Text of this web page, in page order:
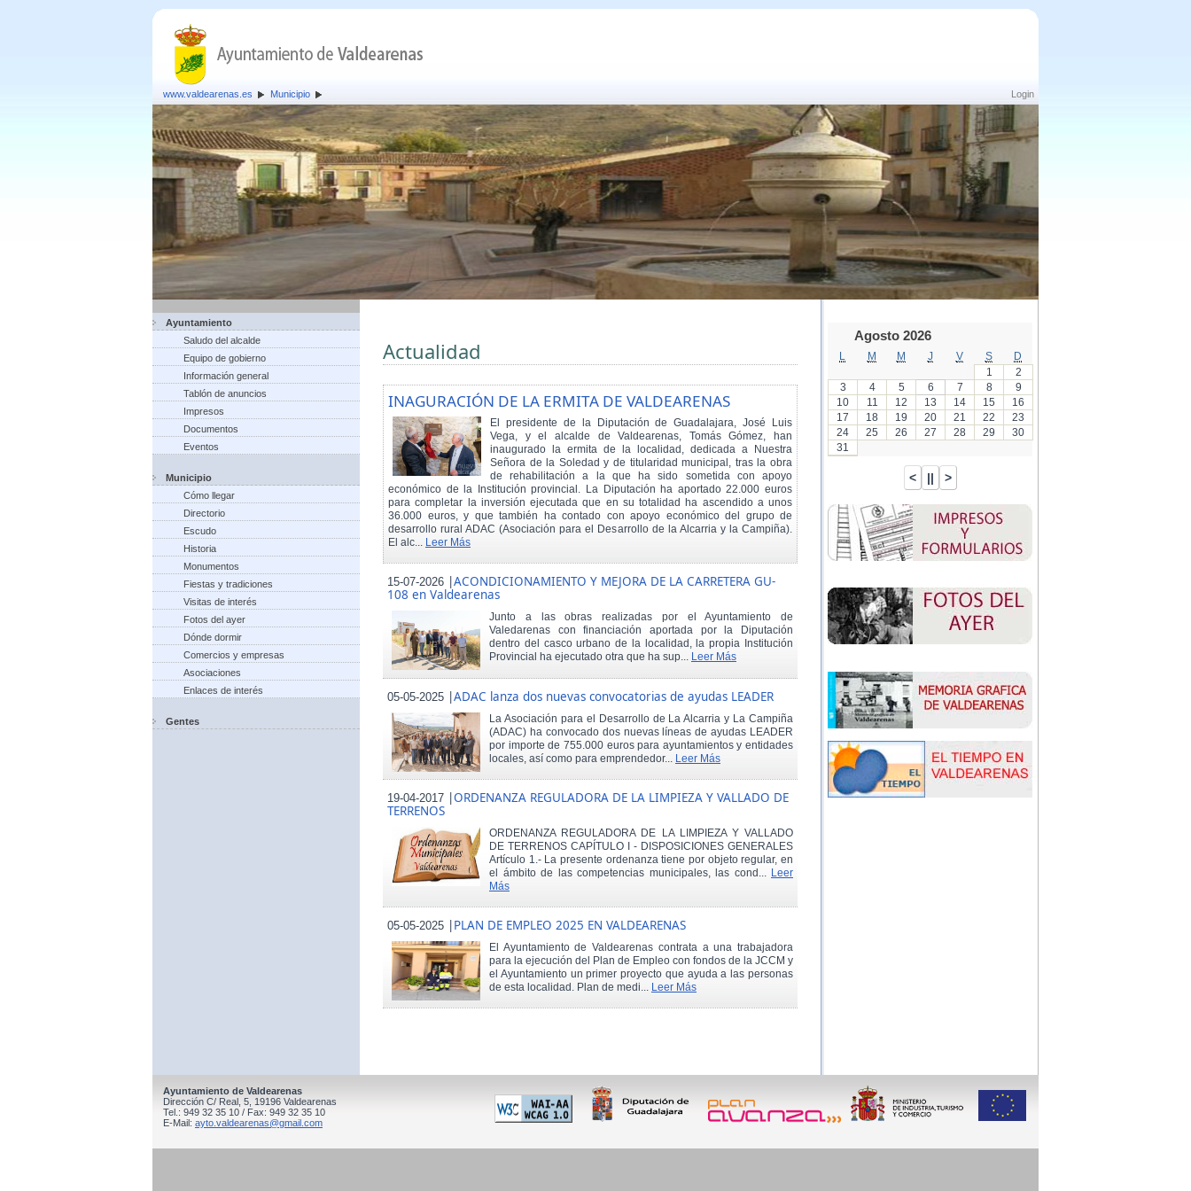
Login
www.valdearenas.es Municipio
Ayuntamiento
Saludo del alcalde
Equipo de gobierno
Información general
Tablón de anuncios
Impresos
Documentos
Eventos
Municipio
Cómo llegar
Directorio
Escudo
Historia
Monumentos
Fiestas y tradiciones
Visitas de interés
Fotos del ayer
Dónde dormir
Comercios y empresas
Asociaciones
Enlaces de interés
Gentes
Actualidad
INAGURACIÓN DE LA ERMITA DE VALDEARENAS
El presidente de la Diputación de Guadalajara, José Luis
Vega, y el alcalde de Valdearenas, Tomás Gómez, han
inaugurado la ermita de la localidad, dedicada a Nuestra
Señora de la Soledad y de titularidad municipal, tras la obra
de rehabilitación a la que ha sido sometida con apoyo
económico de la Institución provincial. La Diputación ha aportado 22.000 euros
para completar la inversión ejecutada que en su totalidad ha ascendido a unos
36.000 euros, y que también ha contado con apoyo económico del grupo de
desarrollo rural ADAC (Asociación para el Desarrollo de la Alcarria y la Campiña).
El alc... Leer Más
15-07-2026 |ACONDICIONAMIENTO Y MEJORA DE LA CARRETERA GU-
108 en Valdearenas
Junto a las obras realizadas por el Ayuntamiento de
Valedarenas con financiación aportada por la Diputación
dentro del casco urbano de la localidad, la propia Institución
Provincial ha ejecutado otra que ha sup... Leer Más
05-05-2025 |ADAC lanza dos nuevas convocatorias de ayudas LEADER
La Asociación para el Desarrollo de La Alcarria y La Campiña
(ADAC) ha convocado dos nuevas líneas de ayudas LEADER
por importe de 755.000 euros para ayuntamientos y entidades
locales, así como para emprendedor... Leer Más
19-04-2017 |ORDENANZA REGULADORA DE LA LIMPIEZA Y VALLADO DE
TERRENOS
ORDENANZA REGULADORA DE LA LIMPIEZA Y VALLADO
DE TERRENOS CAPÍTULO I - DISPOSICIONES GENERALES
Artículo 1.- La presente ordenanza tiene por objeto regular, en
el ámbito de las competencias municipales, las cond... Leer
Más
05-05-2025 |PLAN DE EMPLEO 2025 EN VALDEARENAS
El Ayuntamiento de Valdearenas contrata a una trabajadora
para la ejecución del Plan de Empleo con fondos de la JCCM y
el Ayuntamiento un primer proyecto que ayuda a las personas
de esta localidad. Plan de medi... Leer Más
Agosto 2026
M M J V S
D
1
2
3
4 5 6 7 8
9
10
11 12 13 14 15
16
17
18 19 20 21 22
23
24
25 26 27 28 29
30
31
Ayuntamiento de Valdearenas
Dirección C/ Real, 5, 19196 Valdearenas
Tel.: 949 32 35 10 / Fax: 949 32 35 10
E-Mail: ayto.valdearenas@gmail.com